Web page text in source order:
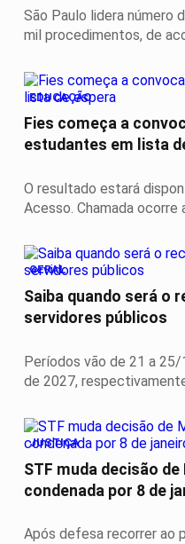
São Paulo lidera número
mil procedimentos, de
EDUCAÇÃO
Fies começa a
estudantes em lista
O resultado estará
Acesso. Chamada
GERAL
Saiba quando será o
servidores públicos
Períodos vão de 21 a
de 2027,
JUSTIÇA
STF muda decisão
condenada por 8 de
Após defesa recorrer ao